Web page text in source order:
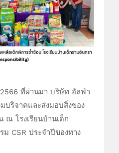
ที่ผ่านมา บริษัท อัลฟ่า
บริจาคและส่งมอบสิ่งของ
ณ โรงเรียนบ้านเด็ก
ม CSR ประจำปีของทาง